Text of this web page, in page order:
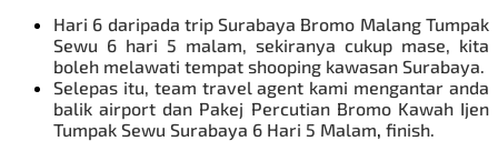
Hari 6 daripada trip Surabaya Bromo Malang Tumpak
Sewu 6 hari 5 malam, sekiranya cukup mase, kita
boleh melawati tempat shooping kawasan Surabaya.
Selepas itu, team travel agent kami mengantar anda
balik airport dan Pakej Percutian Bromo Kawah Ijen
Tumpak Sewu Surabaya 6 Hari 5 Malam finish.